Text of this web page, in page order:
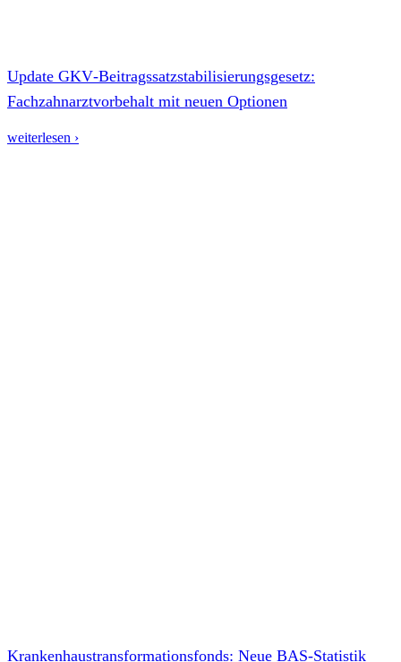
Update GKV‑Beitragssatzstabilisierungsgesetz:
Fachzahnarztvorbehalt mit neuen Optionen
weiterlesen ›
Krankenhaustransformationsfonds: Neue BAS-Statistik